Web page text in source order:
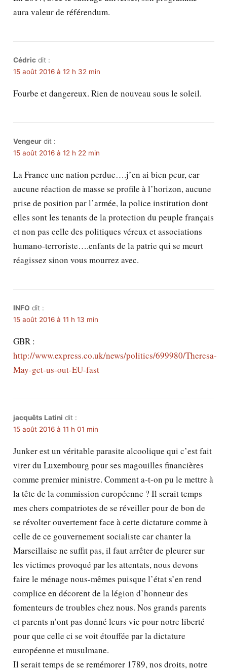
aura valeur de référendum.
Cédric dit :
15 août 2016 à 12 h 32 min
Fourbe et dangereux. Rien de nouveau sous le soleil.
Vengeur dit :
15 août 2016 à 12 h 22 min
La France une nation perdue….j’en ai bien peur, car
aucune réaction de masse se profile à l’horizon, aucune
prise de position par l’armée, la police institution dont
elles sont les tenants de la protection du peuple français
et non pas celle des politiques véreux et associations
humano-terroriste….enfants de la patrie qui se meurt
réagissez sinon vous mourrez avec.
INFO dit :
15 août 2016 à 11 h 13 min
GBR :
http://www.express.co.uk/news/politics/699980/Theresa-
May-get-us-out-EU-fast
jacquêts Latini dit :
15 août 2016 à 11 h 01 min
Junker est un véritable parasite alcoolique qui c’est fait
virer du Luxembourg pour ses magouilles financières
comme premier ministre. Comment a-t-on pu le mettre à
la tête de la commission européenne ? Il serait temps
mes chers compatriotes de se réveiller pour de bon de
se révolter ouvertement face à cette dictature comme à
celle de ce gouvernement socialiste car chanter la
Marseillaise ne suffit pas, il faut arrêter de pleurer sur
les victimes provoqué par les attentats, nous devons
faire le ménage nous-mêmes puisque l’état s’en rend
complice en décorent de la légion d’honneur des
fomenteurs de troubles chez nous. Nos grands parents
et parents n’ont pas donné leurs vie pour notre liberté
pour que celle ci se voit étouffée par la dictature
européenne et musulmane.
Il serait temps de se remémorer 1789, nos droits, notre